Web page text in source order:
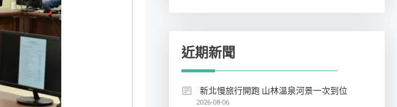
近期新聞
新北慢旅行開跑 山林溫泉河景一次到位
2026-08-06